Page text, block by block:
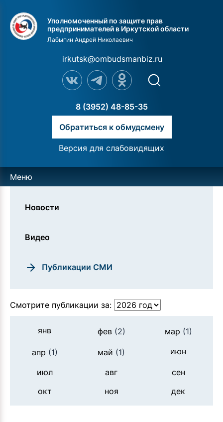
Уполномоченный по защите прав
предпринимателей в Иркутской области
Лабыгин Андрей Николаевич
irkutsk@ombudsmanbiz.ru
8 (3952) 48-85-35
Обратиться к обмудсмену
Версия для слабовидящих
Меню
Новости
Видео
Публикации СМИ
Смотрите публикации за:
янв фев(2) мар (1)
апр (1) май (1) июн
июл авг
сен
окт
ноя дек